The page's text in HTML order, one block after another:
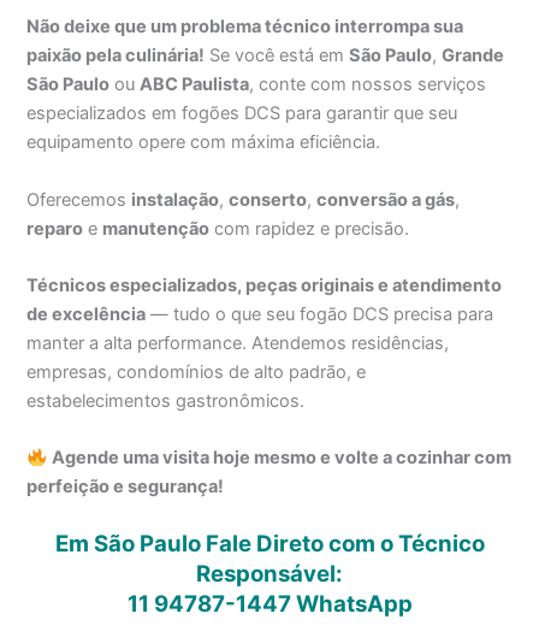
Não deixe que um problema técnico interrompa sua
paixão pela culinária! Se você está emSão Paulo,Grande
São Paulo ouABC Paulista, conte com nossos serviços
especializados em fogões DCS para garantir que seu
equipamento opere com máxima eficiência.
Oferecemos instalação,conserto,conversão a gás,
reparo e manutenção com rapidez e precisão.
Técnicos especializados, peças originais e atendimento
de excelência — tudo o que seu fogão DCS precisa para
manter a alta performance. Atendemos residências,
empresas, condomínios de alto padrão, e
estabelecimentos gastronômicos.
Agende uma visita hoje mesmo e volte a cozinhar com
perfeição e segurança!
Em São Paulo Fale Direto com o Técnico
Responsável:
11 94787-1447WhatsApp